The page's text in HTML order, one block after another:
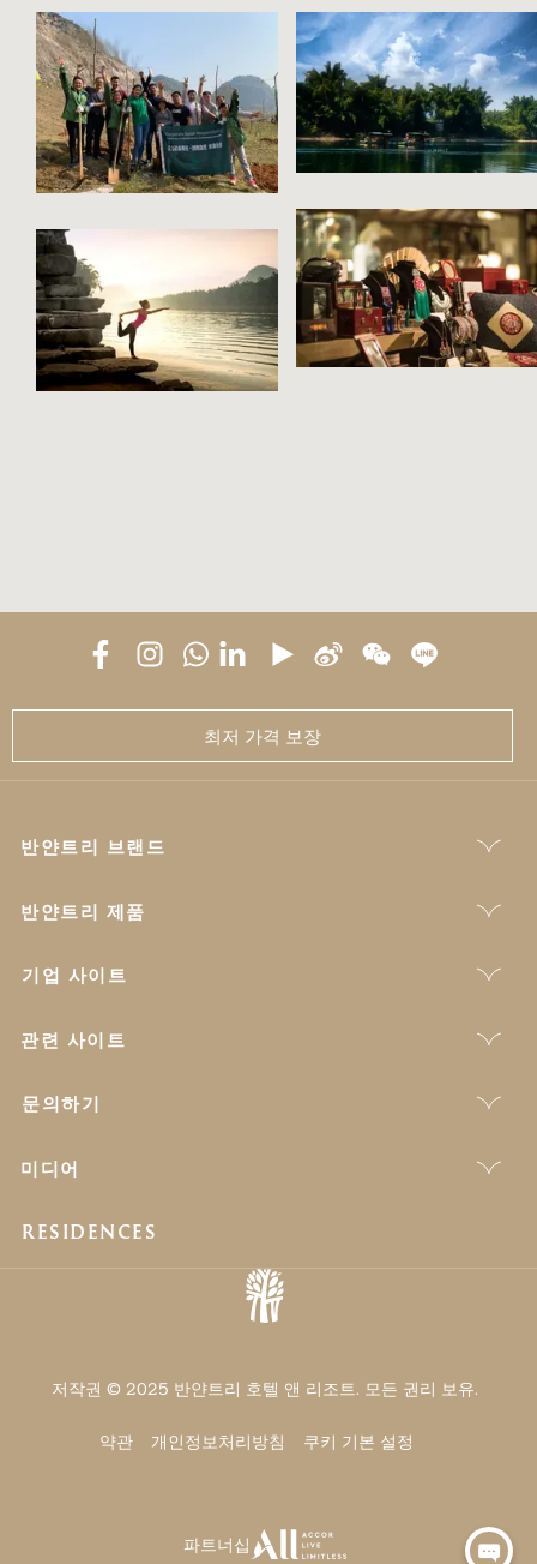
최저 가격 보장
반얀트리 브랜드
반얀트리 제품
기업 사이트
관련 사이트
문의하기
미디어
RESIDENCES
저작권 © 2025 반얀트리 호텔 앤 리조트. 모든 권리 보유.
약관 개인정보처리방침 쿠키 기본 설정
파트너십